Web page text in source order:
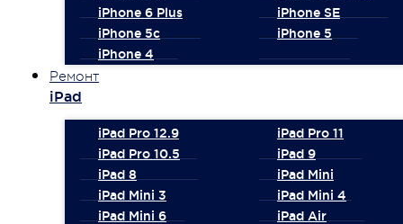
iPhone 6 Plus
iPhone SE
iPhone 5c
iPhone 5
iPhone 4
Ремонт
iPad
iPad Pro 12.9
iPad Pro 11
iPad Pro 10.5
iPad 9
iPad 8
iPad Mini
iPad Mini 3
iPad Mini 4
iPad Mini 6
iPad Air